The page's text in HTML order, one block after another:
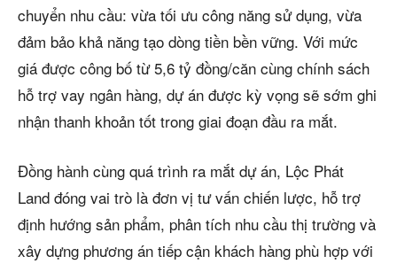
chuyển nhu cầu: vừa tối ưu công năng sử dụng, vừa
đảm bảo khả năng tạo dòng tiền bền vững. Với mức
giá được công bố từ 5,6 tỷ đồng/căn cùng chính sách
hỗ trợ vay ngân hàng, dự án được kỳ vọng sẽ sớm ghi
nhận thanh khoản tốt trong giai đoạn đầu ra mắt.
Đồng hành cùng quá trình ra mắt dự án, Lộc Phát
Land đóng vai trò là đơn vị tư vấn chiến lược, hỗ trợ
định hướng sản phẩm, phân tích nhu cầu thị trường và
xây dựng phương án tiếp cận khách hàng phù hợp với